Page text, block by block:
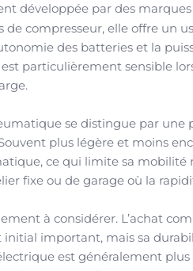
développée par des
compresseur, elle offre un
des batteries et la
particulièrement sensible
se distingue par
plus légère et moins
ce qui limite sa
fixe ou de garage où la
à considérer. L’achat
important, mais sa
est généralement